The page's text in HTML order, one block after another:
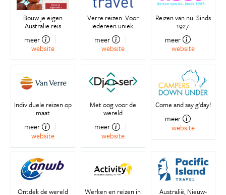
Bouw je eigen
Australië reis
meer
website
Verre reizen. Voor
iedereen uniek.
meer
website
Reizen van nu. Sinds
1927.
meer
website
Individuele reizen op
maat
meer
website
Met oog voor de
wereld
meer
website
Come and say g'day!
meer
website
Ontdek de wereld
Werken en reizen in
Australië, Nieuw-